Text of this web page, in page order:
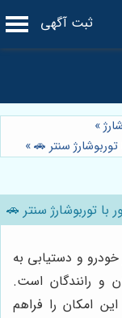
ثبت آگهی
»
سنتر 🚗»
با توربوشارژ سنتر 🚗
خودرو و دستیابی به
و رانندگان است.
امکان را فراهم